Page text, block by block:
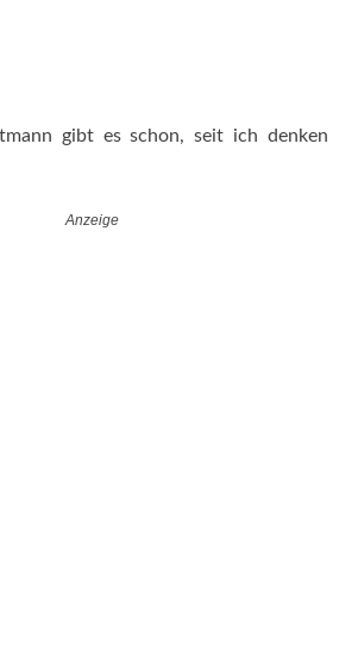
gibt es schon, seit ich denken